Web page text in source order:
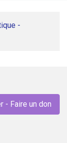
-
- Faire un don